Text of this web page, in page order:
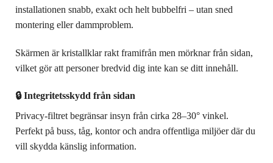
installationen snabb, exakt och helt bubbel­fri – utan sned
montering eller dammproblem.
Skärmen är kristallklar rakt framifrån men mörknar från sidan,
vilket gör att personer bredvid dig inte kan se ditt innehåll.
🔒 Integritetsskydd från sidan
Privacy-filtret begränsar insyn från cirka 28–30° vinkel.
Perfekt på buss, tåg, kontor och andra offentliga miljöer där du
vill skydda känslig information.